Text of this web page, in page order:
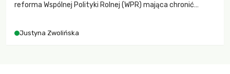
reforma Wspólnej Polityki Rolnej (WPR) mająca chronić
Justyna Zwolińska